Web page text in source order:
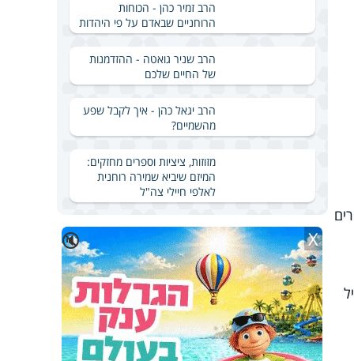
הרב זמיר כהן - הכוחות
הרוחניים שבאדם על פי היהדות
הרב שניר גואטה - ההזדמנות
של החיים שלכם
הרב יגאל כהן - איך לקבל שפע
מהשמיים?
מזוזות, ציציות וספרים מחזקים:
המיזם שיביא שמירה רוחנית
לאלפי חיילי צה"ל
🔇 X